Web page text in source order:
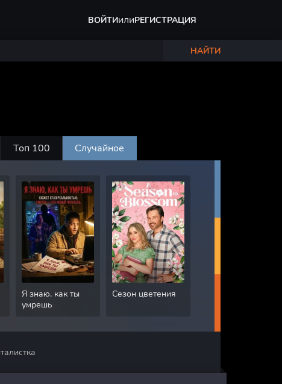
ВОЙТИилиРЕГИСТРАЦИЯ
НАЙТИ
Топ 100 Случайное
Я знаю, как ты
умрешь
Сезон цветения